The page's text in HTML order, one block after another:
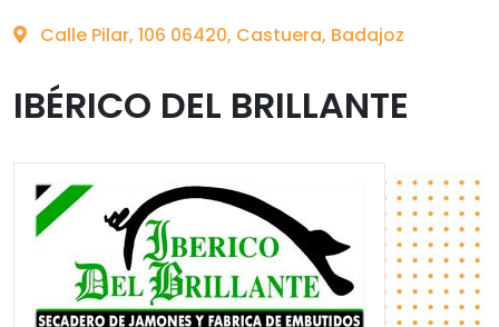
Calle Pilar, 106 06420, Castuera, Badajoz
IBÉRICO DEL BRILLANTE